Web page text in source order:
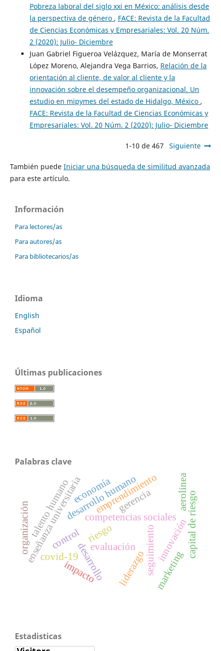
Pobreza laboral del siglo xxi en México: análisis desde
la perspectiva de género , FACE: Revista de la Facultad
de Ciencias Económicas y Empresariales: Vol. 20 Núm.
2 (2020): Julio- Diciembre
Juan Gabriel Figueroa Velázquez, María de Monserrat
López Moreno, Alejandra Vega Barrios, Relación de la
orientación al cliente, de valor al cliente y la
innovación sobre el desempeño organizacional. Un
estudio en mipymes del estado de Hidalgo, México ,
FACE: Revista de la Facultad de Ciencias Económicas y
Empresariales: Vol. 20 Núm. 2 (2020): Julio- Diciembre
1-10 de 467 Siguiente
También puede Iniciar una búsqueda de similitud avanzada
para este artículo.
Información
Para lectores/as
Para autores/as
Para bibliotecarios/as
Idioma
English
Español
Últimas publicaciones
Palabras clave
control evaluación seguimiento
competencias socialesinnovación
desarrollo marketing
enseñanza universitariadesarrollo humano aerolínea
covid-19
economía
impacto
riesgo
emprendimiento
liderazgo
capital de riesgo
talento humano gerencia
organización
Estadisticas